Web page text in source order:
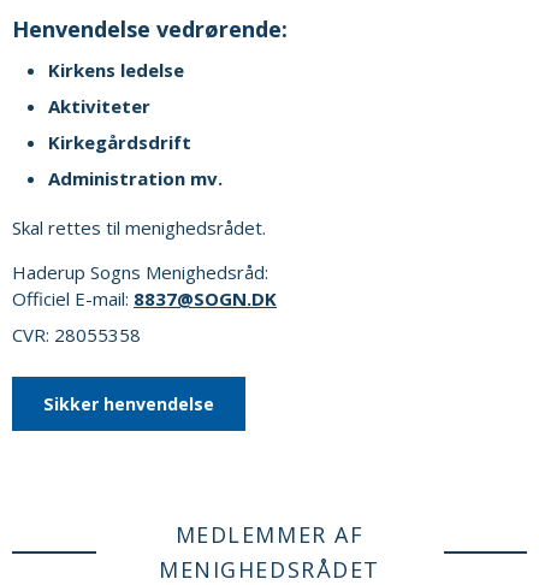
Henvendelse vedrørende:
Kirkens ledelse
Aktiviteter
Kirkegårdsdrift
Administration mv.
Skal rettes til menighedsrådet.
Haderup Sogns Menighedsråd:
Officiel E-mail: 8837@SOGN.DK
CVR: 28055358
Sikker henvendelse
MEDLEMMER AF
MENIGHEDSRÅDET